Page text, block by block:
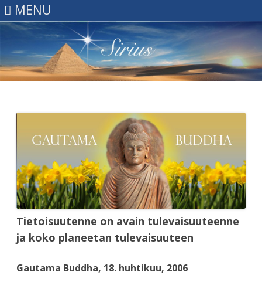
MENU
Tietoisuutenne on avain tulevaisuuteenne
ja koko planeetan tulevaisuuteen
Gautama Buddha, 18. huhtikuu, 2006